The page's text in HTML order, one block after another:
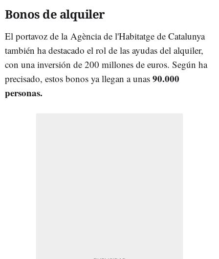
Bonos de alquiler
El portavoz de la Agència de l'Habitatge de Catalunya
también ha destacado el rol de las ayudas del alquiler,
con una inversión de 200 millones de euros. Según ha
precisado, estos bonos ya llegan a unas 90.000
personas.